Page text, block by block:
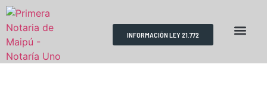
INFORMACIÓN LEY 21.772